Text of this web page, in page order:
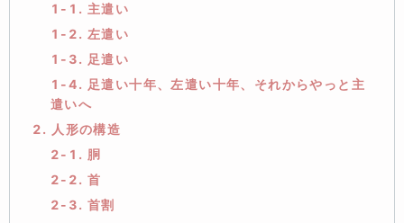
1-1. 主遣い
1-2. 左遣い
1-3. 足遣い
1-4. 足遣い十年、左遣い十年、それからやっと主
遣いへ
2. 人形の構造
2-1. 胴
2-2. 首
2-3. 首割